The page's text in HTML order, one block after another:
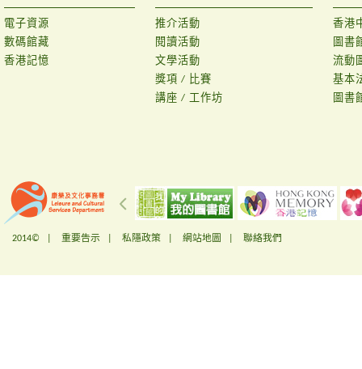
電子資源
數碼館藏
香港記憶
推介活動
閱讀活動
文學活動
獎項 / 比賽
講座 / 工作坊
香港
圖書
流動
基本
圖書
2014© | 重要告示 私隱政策 網站地圖 聯絡我們